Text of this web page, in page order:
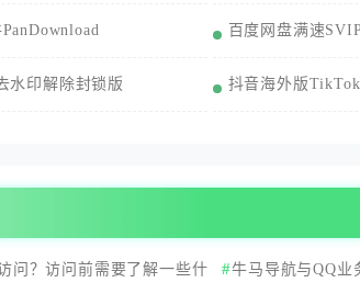
水印解除封锁版
百度网盘满速
抖音海外版
问？访问前需要了解一些什 牛马导航与QQ业